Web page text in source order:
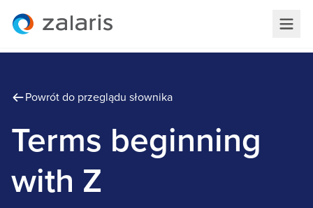
Powrót do przeglądu słownika
Terms beginning
with Z